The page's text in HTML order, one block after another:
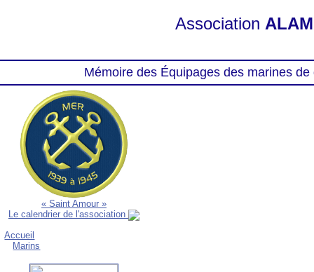
Association
Mémoire des Équipages des marines
« Saint Amour »
Le calendrier de l'association
Accueil
Marins